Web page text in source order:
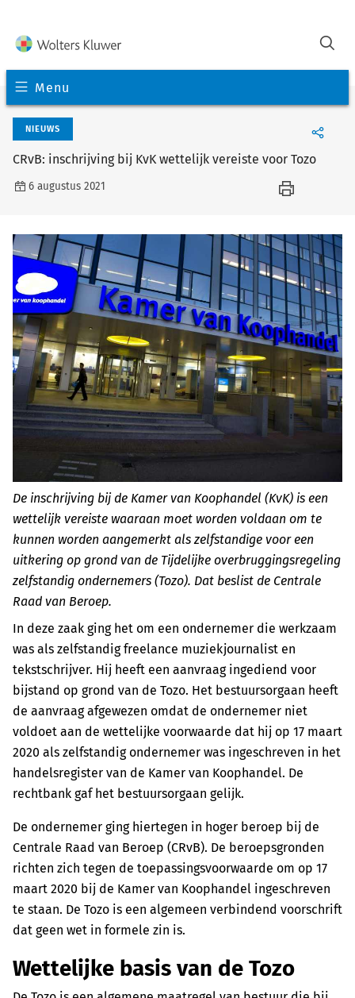
Menu
NIEUWS
CRvB: inschrijving bij KvK wettelijk vereiste voor Tozo
6 augustus 2021
De inschrijving bij de Kamer van Koophandel (KvK) is een
wettelijk vereiste waaraan moet worden voldaan om te
kunnen worden aangemerkt als zelfstandige voor een
uitkering op grond van de Tijdelijke overbruggingsregeling
zelfstandig ondernemers (Tozo). Dat beslist de Centrale
Raad van Beroep.
In deze zaak ging het om een ondernemer die werkzaam
was als zelfstandig freelance muziekjournalist en
tekstschrijver. Hij heeft een aanvraag ingediend voor
bijstand op grond van de Tozo. Het bestuursorgaan heeft
de aanvraag afgewezen omdat de ondernemer niet
voldoet aan de wettelijke voorwaarde dat hij op 17 maart
2020 als zelfstandig ondernemer was ingeschreven in het
handelsregister van de Kamer van Koophandel. De
rechtbank gaf het bestuursorgaan gelijk.
De ondernemer ging hiertegen in hoger beroep bij de
Centrale Raad van Beroep (CRvB). De beroepsgronden
richten zich tegen de toepassingsvoorwaarde om op 17
maart 2020 bij de Kamer van Koophandel ingeschreven
te staan. De Tozo is een algemeen verbindend voorschrift
dat geen wet in formele zin is.
Wettelijke basis van de Tozo